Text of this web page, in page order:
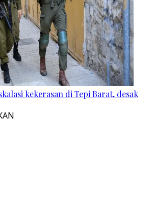
kekerasan di Tepi Barat, desak